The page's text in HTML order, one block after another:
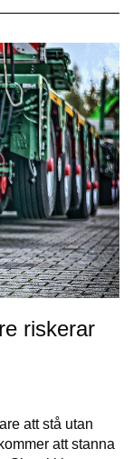
riskerar
att stå utan
att stanna